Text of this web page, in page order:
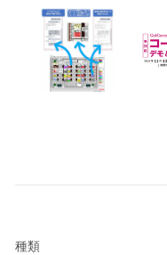
種類